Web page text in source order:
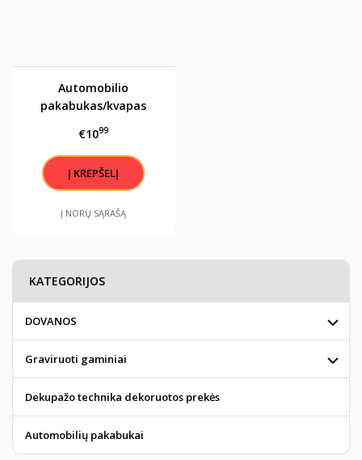
Automobilio
pakabukas/kvapas
rytoj ir amžinai"
€1099
Į NORŲ SĄRAŠĄ
KATEGORIJOS
DOVANOS
Graviruoti gaminiai
Dekupažo technika dekoruotos prekės
Automobilių pakabukai